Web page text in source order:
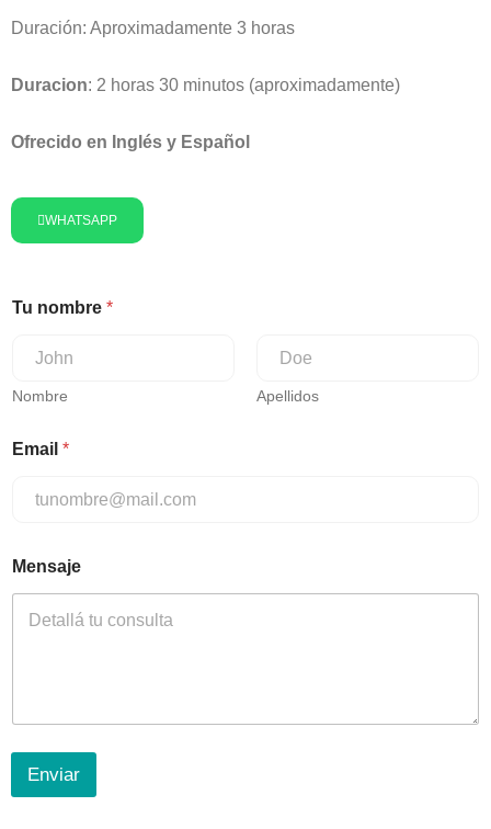
Duración: Aproximadamente 3 horas
Duracion: 2 horas 30 minutos (aproximadamente)
Ofrecido en Inglés y Español
WHATSAPP
Tu nombre *
Nombre Apellidos
Email *
Mensaje
Enviar